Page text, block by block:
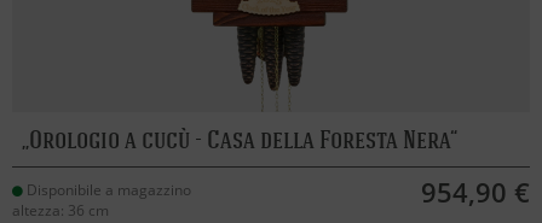
Orologio a cucù - Casa della Foresta Nera
Disponibile a magazzino
altezza: 36 cm
954,90 €